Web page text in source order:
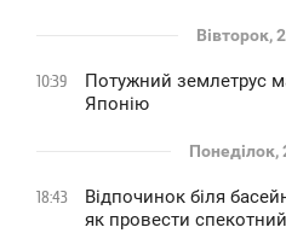
Вівторок,
10:39
Потужний землетрус
Японію
Понеділок,
18:43
Відпочинок біля
як провести